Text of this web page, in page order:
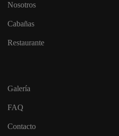
Nosotros
Cabañas
Restaurante
Galería
FAQ
Contacto